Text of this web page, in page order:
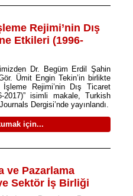
Rejimi’nin Dış
Etkileri (1996-
Dr. Begüm Erdil Şahin
Ümit Engin Tekin’in birlikte
İşleme Rejimi’nin Dış Ticaret
2017)” isimli makale, Turkish
Dergisi’nde yayınlandı.
için...
ve Pazarlama
Sektör İş Birliği